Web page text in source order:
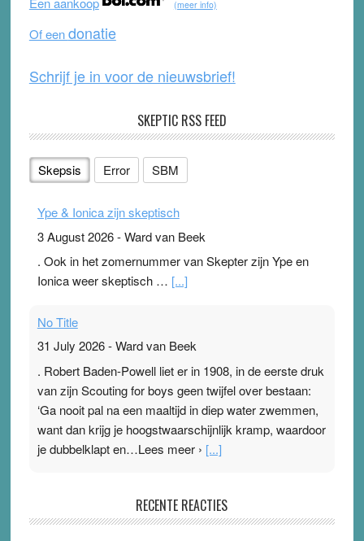
o
k
e (meer info)
Of eendonatie
Schrijf je in voor de nieuwsbrief!
SKEPTIC RSS FEED
Skepsis Error SBM
Ype & Ionica zijn skeptisch
3 August 2026-Ward van Beek
. Ook in het zomernummer van Skepter zijn Ype en
Ionica weer skeptisch … [...]
No Title
31 July 2026-Ward van Beek
. Robert Baden-Powell liet er in 1908, in de eerste druk
van zijn Scouting for boys geen twijfel over bestaan:
‘Ga nooit pal na een maaltijd in diep water zwemmen,
want dan krijg je hoogstwaarschijnlijk kramp, waardoor
je dubbelklapt en…Lees meer › [...]
Ward van Beek
RECENTE REACTIES